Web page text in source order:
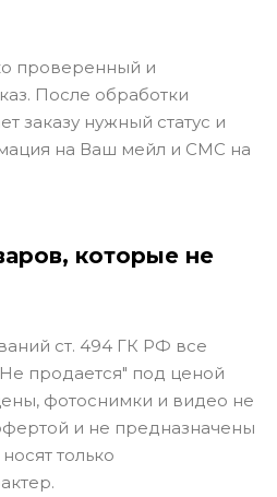
проверенный и
После обработки
заказу нужный статус и
на Ваш мейл и СМС на
которые не
ст. 494 ГК РФ все
продается" под ценой
фотоснимки и видео не
и не предназначены
только